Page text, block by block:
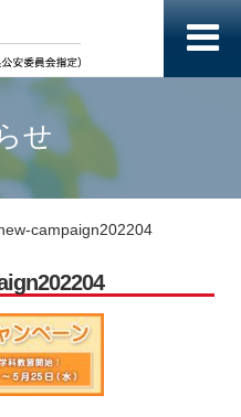
せ
campaign202204